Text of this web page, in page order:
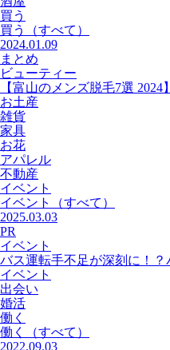
買う
買う
（すべて）
2024.01.09
まとめ
ビューティー
【富山のメンズ脱毛7選
お土産
雑貨
家具
お花
アパレル
不動産
イベント
イベント
（すべて）
2025.03.03
PR
イベント
バス運転手不足が深刻に！
イベント
出会い
婚活
働く
働く
（すべて）
2022.09.03